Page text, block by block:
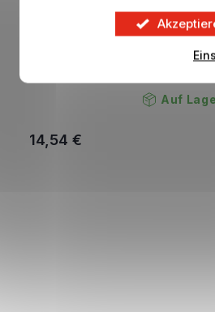
MINIX Football Club Figur
Auf
14,54 €